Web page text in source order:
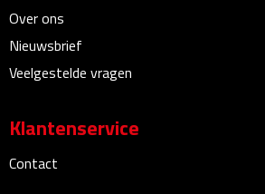
Veiligheidssets
Zonneschermen
Fietsbellen
Over ons
Nieuwsbrief
Veelgestelde vragen
Klantenservice
Contact